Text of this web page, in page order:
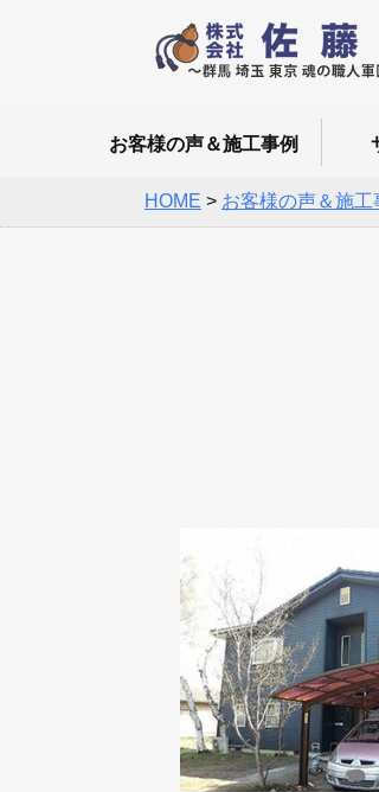
お客様の声＆施工事例
HOME > お客様の声＆施工